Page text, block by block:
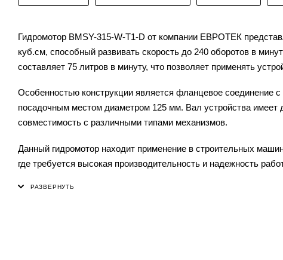
Гидромотор BMSY-315-W-T1-D от компании ЕВРОТЕК
куб.см, способный развивать скорость до 240 оборотов в
составляет 75 литров в минуту, что позволяет применять
Особенностью конструкции является фланцевое соединение
посадочным местом диаметром 125 мм. Вал устройства имеет
совместимость с различными типами механизмов.
Данный гидромотор находит применение в строительных
где требуется высокая производительность и надежность